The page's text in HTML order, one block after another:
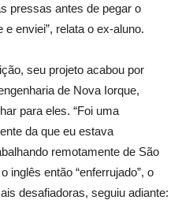
pressas antes de pegar o
enviei”, relata o ex-aluno.
seu projeto acabou por
de Nova Iorque,
para eles. “Foi uma
da que eu estava
remotamente de São
inglês então “enferrujado”, o
desafiadoras, seguiu adiante: